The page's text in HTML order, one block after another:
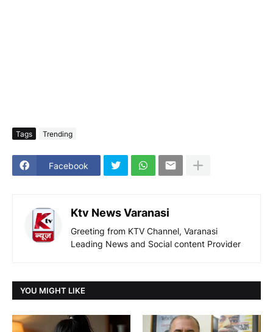
Tags Trending
Facebook
Ktv News Varanasi
Greeting from KTV Channel, Varanasi
Leading News and Social content Provider
YOU MIGHT LIKE